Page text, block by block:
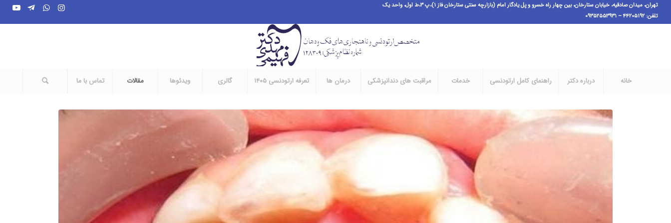
تهران، میدان صادقیه، خیابان ستارخان، بین چهار راه خسرو و پل یادگار امام (بازارچه سنتی ستارخان فاز ۱)،پ ٣،ط اول، واحد یک
تلفن: ۴۴۲۰۵۱۹۲ – ۰۹۳۵۲۵۵۳۹۳۱
خانه درباره دکتر راهنمای کامل ارتودنسی خدمات مراقبت های دندانپزشکی درمان ها تعرفه ارتودنسی ۱۴۰۵ گالری ویدئوها مقالات تماس با ما